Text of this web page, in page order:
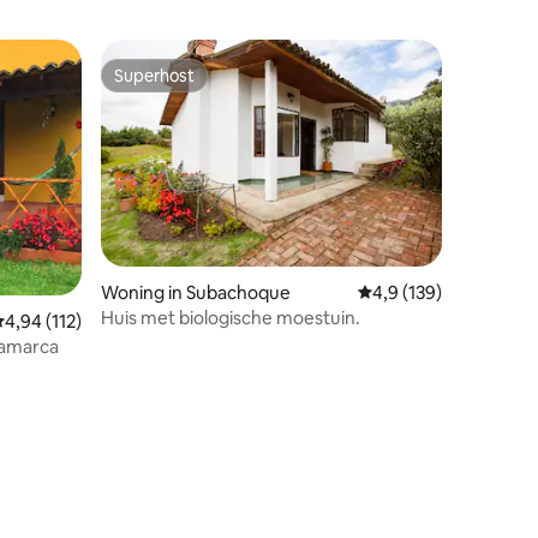
beoordeling van 4,94 op 5, 112 recensies
4,94 (112)
Superhost
Superhost
Woning in Subachoque Gemiddelde
4,9 (139)
Huis met biologische moestuin.